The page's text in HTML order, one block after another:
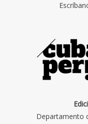
Departamento